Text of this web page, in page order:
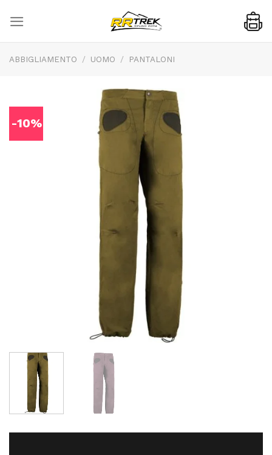
content
ABBIGLIAMENTO / UOMO / PANTALONI
-10%